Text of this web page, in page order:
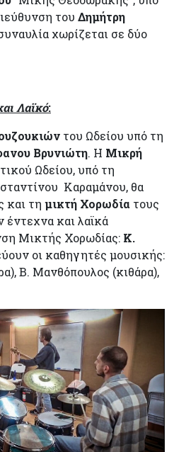
του Δημήτρη
χωρίζεται σε δύο
Λαϊκό:
του Ωδείου υπό τη
Βρυνιώτη. Η Μικρή
Ωδείου, υπό τη
Καραμάνου, θα
και τη μικτή Χορωδία τους
και λαϊκά
Μικτής Χορωδίας: Κ.
οι καθηγητές μουσικής:
Β. Μανθόπουλος (κιθάρα),